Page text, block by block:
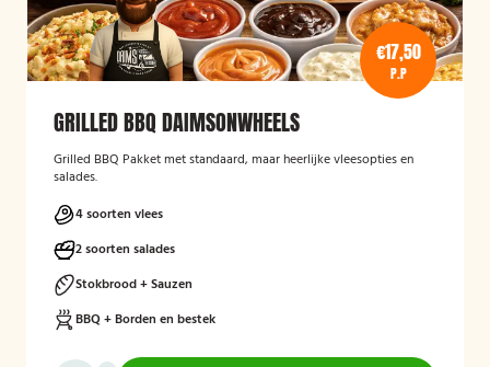
€17,50
P.P
GRILLED BBQ DAIMSONWHEELS
Grilled BBQ Pakket met standaard, maar heerlijke vleesopties en
salades.
4 soorten vlees
2 soorten salades
Stokbrood + Sauzen
BBQ + Borden en bestek